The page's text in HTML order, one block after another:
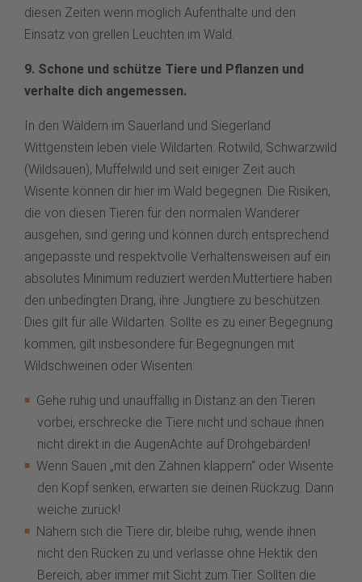
diesen Zeiten wenn möglich Aufenthalte und den
Einsatz von grellen Leuchten im Wald.
9. Schone und schütze Tiere und Pflanzen und
verhalte dich angemessen.
In den Wäldern im Sauerland und Siegerland
Wittgenstein leben viele Wildarten. Rotwild, Schwarzwild
(Wildsauen), Muffelwild und seit einiger Zeit auch
Wisente können dir hier im Wald begegnen. Die Risiken,
die von diesen Tieren für den normalen Wanderer
ausgehen, sind gering und können durch entsprechend
angepasste und respektvolle Verhaltensweisen auf ein
absolutes Minimum reduziert werden.Muttertiere haben
den unbedingten Drang, ihre Jungtiere zu beschützen.
Dies gilt für alle Wildarten. Sollte es zu einer Begegnung
kommen, gilt insbesondere für Begegnungen mit
Wildschweinen oder Wisenten:
Gehe ruhig und unauffällig in Distanz an den Tieren
vorbei, erschrecke die Tiere nicht und schaue ihnen
nicht direkt in die AugenAchte auf Drohgebärden!
Wenn Sauen „mit den Zähnen klappern“ oder Wisente
den Kopf senken, erwarten sie deinen Rückzug. Dann
weiche zurück!
Nähern sich die Tiere dir, bleibe ruhig, wende ihnen
nicht den Rücken zu und verlasse ohne Hektik den
Bereich, aber immer mit Sicht zum Tier. Sollten die